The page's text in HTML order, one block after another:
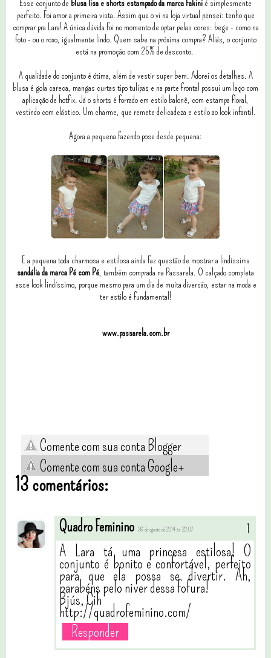
Esse conjunto de blusa lisa e shorts estampado da marca Fakini é simplesmente
perfeito. Foi amor a primeira vista. Assim que o vi na loja virtual pensei: tenho que
comprar pra Lara! A única dúvida foi no momento de optar pelas cores: bege - como na
foto - ou o roxo, igualmente lindo. Quem sabe na próxima compra? Aliás, o conjunto
está na promoção com 25% de desconto.
A qualidade do conjunto é ótima, além de vestir super bem. Adorei os detalhes. A
blusa é gola careca, mangas curtas tipo tulipas e na parte frontal possui um laço com
aplicação de hotfix. Já o shorts é forrado em estilo balonê, com estampa floral,
vestindo com elástico. Um charme, que remete delicadeza e estilo ao look infantil.
Agora a pequena fazendo pose desde pequena:
E a pequena toda charmosa e estilosa ainda faz questão de mostrar a lindíssima
sandália da marca Pé com Pé, também comprada na Passarela. O calçado completa
esse look lindíssimo, porque mesmo para um dia de muita diversão, estar na moda e
ter estilo é fundamental!
www.passarela.com.br
Comente com sua conta Blogger
Comente com sua conta Google+
13 comentários:
Quadro Feminino 26 de agosto de 2014 às 22:07
A Lara tá uma princesa estilosa! O
conjunto é bonito e confortável, perfeito
para que ela possa se divertir. Ah,
parabéns pelo niver dessa fofura!
Bjús, Cih
http://quadrofeminino.com/
Responder